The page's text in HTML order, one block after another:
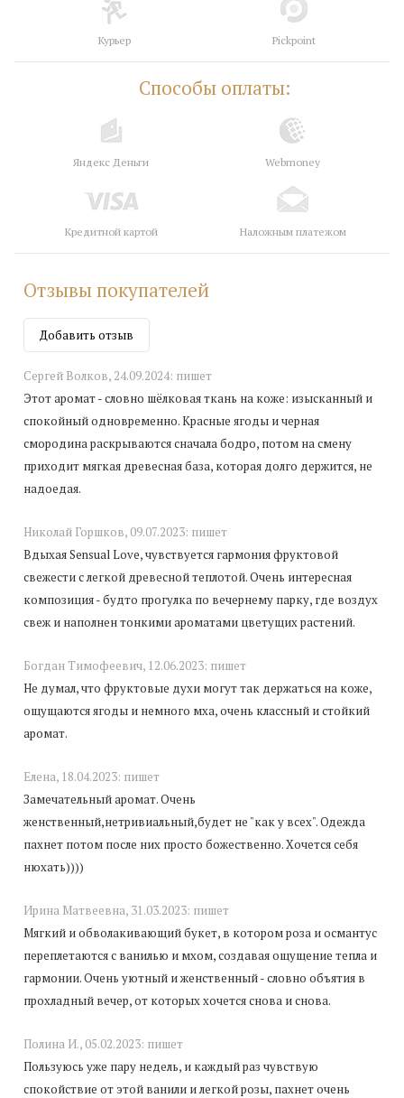
Курьер Pickpoint
Способы оплаты:
Яндекс Деньги Webmoney
Кредитной картой Наложным платежом
Отзывы покупателей
Добавить отзыв
Сергей Волков, 24.09.2024: пишет
Этот аромат - словно шёлковая ткань на коже: изысканный и
спокойный одновременно. Красные ягоды и черная
смородина раскрываются сначала бодро, потом на смену
приходит мягкая древесная база, которая долго держится, не
надоедая.
Николай Горшков, 09.07.2023: пишет
Вдыхая Sensual Love, чувствуется гармония фруктовой
свежести с легкой древесной теплотой. Очень интересная
композиция - будто прогулка по вечернему парку, где воздух
свеж и наполнен тонкими ароматами цветущих растений.
Богдан Тимофеевич, 12.06.2023: пишет
Не думал, что фруктовые духи могут так держаться на коже,
ощущаются ягоды и немного мха, очень классный и стойкий
аромат.
Елена, 18.04.2023: пишет
Замечательный аромат. Очень
женственный,нетривиальный,будет не "как у всех". Одежда
пахнет потом после них просто божественно. Хочется себя
нюхать))))
Ирина Матвеевна, 31.03.2023: пишет
Мягкий и обволакивающий букет, в котором роза и османтус
переплетаются с ванилью и мхом, создавая ощущение тепла и
гармонии. Очень уютный и женственный - словно объятия в
прохладный вечер, от которых хочется снова и снова.
Полина И., 05.02.2023: пишет
Пользуюсь уже пару недель, и каждый раз чувствую
спокойствие от этой ванили и легкой розы, пахнет очень